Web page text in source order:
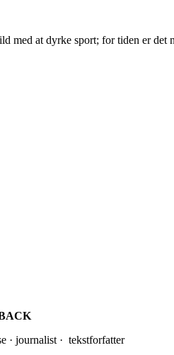
at dyrke sport; for tiden er
· journalist · tekstforfatter